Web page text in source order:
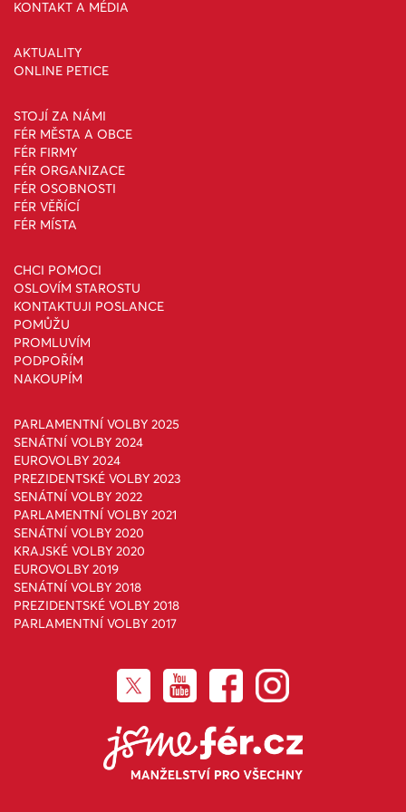
KONTAKT A MÉDIA
AKTUALITY
ONLINE PETICE
STOJÍ ZA NÁMI
FÉR MĚSTA A OBCE
FÉR FIRMY
FÉR ORGANIZACE
FÉR OSOBNOSTI
FÉR VĚŘÍCÍ
FÉR MÍSTA
CHCI POMOCI
OSLOVÍM STAROSTU
KONTAKTUJI POSLANCE
POMŮŽU
PROMLUVÍM
PODPOŘÍM
NAKOUPÍM
PARLAMENTNÍ VOLBY 2025
SENÁTNÍ VOLBY 2024
EUROVOLBY 2024
PREZIDENTSKÉ VOLBY 2023
SENÁTNÍ VOLBY 2022
PARLAMENTNÍ VOLBY 2021
SENÁTNÍ VOLBY 2020
KRAJSKÉ VOLBY 2020
EUROVOLBY 2019
SENÁTNÍ VOLBY 2018
PREZIDENTSKÉ VOLBY 2018
PARLAMENTNÍ VOLBY 2017